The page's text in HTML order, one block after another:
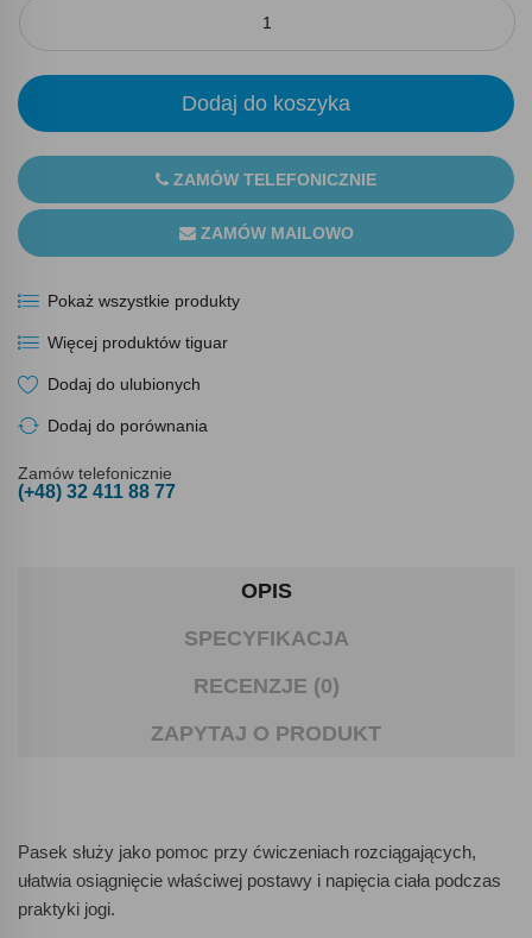
Dodaj do koszyka
ZAMÓW TELEFONICZNIE
ZAMÓW MAILOWO
Pokaż wszystkie produkty
Więcej produktów tiguar
Dodaj do ulubionych
Dodaj do porównania
Zamów telefonicznie
(+48) 32 411 88 77
OPIS
SPECYFIKACJA
RECENZJE (0)
ZAPYTAJ O PRODUKT
Pasek służy jako pomoc przy ćwiczeniach rozciągających,
ułatwia osiągnięcie właściwej postawy i napięcia ciała podczas
praktyki jogi.